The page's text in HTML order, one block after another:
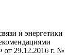
и энергетики
29.12.2016 г. №